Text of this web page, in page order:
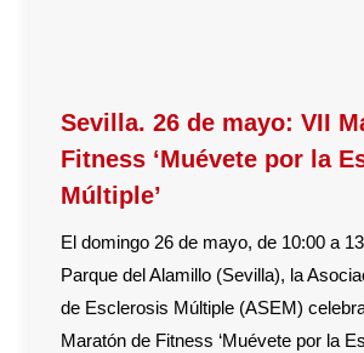
Sevilla. 26 de mayo: VII
Fitness ‘Muévete por la
Múltiple’
El domingo 26 de mayo, de 10:00 a
Parque del Alamillo (Sevilla), la
de Esclerosis Múltiple (ASEM)
Maratón de Fitness ‘Muévete por la